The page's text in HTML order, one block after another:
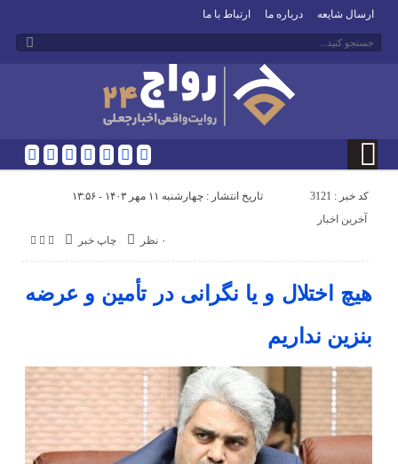
ارسال شایعه درباره ما ارتباط با ما
کد خبر : 3121 تاریخ انتشار : چهارشنبه ۱۱ مهر ۱۴۰۳ - ۱۳:۵۶
چاپ خبر ۰ نظر
آخرین اخبار
هیچ اختلال و یا نگرانی در تأمین و عرضه
بنزین نداریم